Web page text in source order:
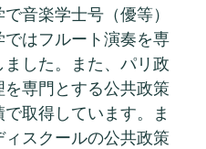
音楽学士号（優等）
はフルート演奏を専
した。また、パリ政
専門とする公共政策
取得しています。ま
スクールの公共政策